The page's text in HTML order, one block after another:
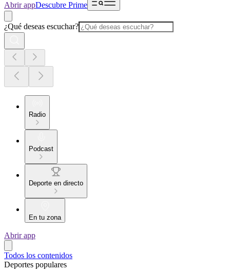
Abrir appDescubre Prime
¿Qué deseas escuchar?
Radio
Podcast
Deporte en directo
En tu zona
Abrir app
Todos los contenidos
Deportes populares